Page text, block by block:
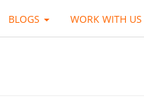
BLOGS WORK WITH US